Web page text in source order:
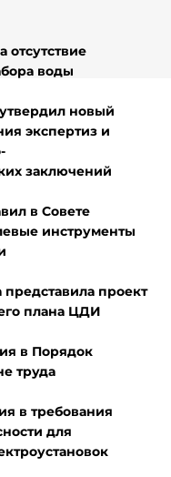
отсутствие
воды
новый
экспертиз и
заключений
в Совете
инструменты
представила проект
плана ЦДИ
в Порядок
труда
в требования
для